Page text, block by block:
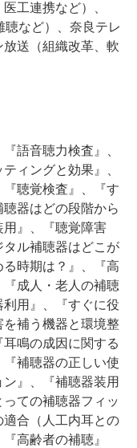
工連携など）、
聴など）、奈良テレ
送（組織改革、軟
語音聴力検査』、
ィングと効果』、
『聴覚検査』、『す
器はどの段階から
』、『聴覚障害
ル補聴器はどこが
時期は？』、『高
成人・老人の補聴
用』、『すぐに役
補う機器と環境整
鳴の成因に関する
補聴器の正しい使
』、『補聴器装用
ての補聴器フィッ
合（人工内耳との
高齢者の補聴』